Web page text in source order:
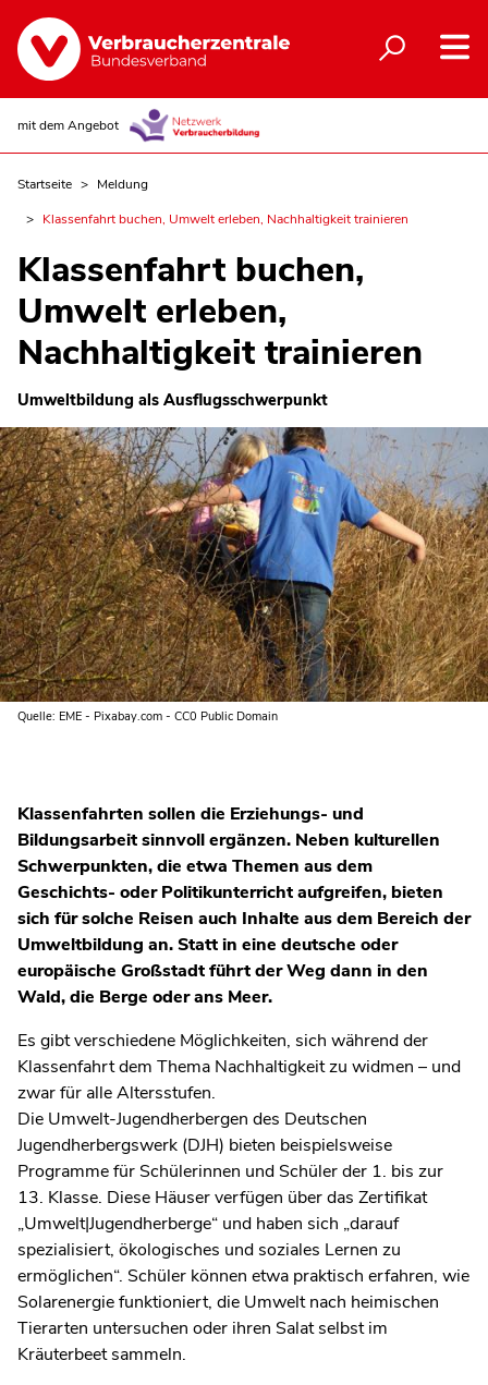
mit dem Angebot
Startseite
Meldung
Klassenfahrt buchen, Umwelt erleben, Nachhaltigkeit trainieren
Klassenfahrt buchen,
Umwelt erleben,
Nachhaltigkeit trainieren
Umweltbildung als Ausflugsschwerpunkt
Quelle: EME - Pixabay.com - CC0 Public Domain
Klassenfahrten sollen die Erziehungs- und
Bildungsarbeit sinnvoll ergänzen. Neben kulturellen
Schwerpunkten, die etwa Themen aus dem
Geschichts- oder Politikunterricht aufgreifen, bieten
sich für solche Reisen auch Inhalte aus dem Bereich der
Umweltbildung an. Statt in eine deutsche oder
europäische Großstadt führt der Weg dann in den
Wald, die Berge oder ans Meer.
Es gibt verschiedene Möglichkeiten, sich während der
Klassenfahrt dem Thema Nachhaltigkeit zu widmen – und
zwar für alle Altersstufen.
Die Umwelt-Jugendherbergen des Deutschen
Jugendherbergswerk (DJH) bieten beispielsweise
Programme für Schülerinnen und Schüler der 1. bis zur
13. Klasse. Diese Häuser verfügen über das Zertifikat
„Umwelt|Jugendherberge“ und haben sich „darauf
spezialisiert, ökologisches und soziales Lernen zu
ermöglichen“. Schüler können etwa praktisch erfahren, wie
Solarenergie funktioniert, die Umwelt nach heimischen
Tierarten untersuchen oder ihren Salat selbst im
Kräuterbeet sammeln.